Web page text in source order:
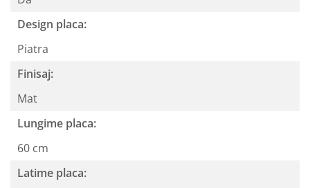
Design placa:
Piatra
Finisaj:
Mat
Lungime placa:
60 cm
Latime placa: